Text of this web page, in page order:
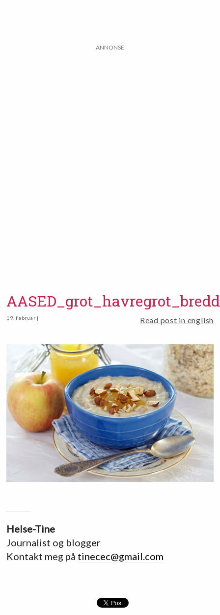
ANNONSE
19. februar | Read post in english
Helse-Tine
Journalist og blogger
Kontakt meg på tinecec@gmail.com